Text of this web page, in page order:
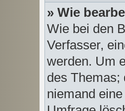
» Wie
Wie bei den
Verfasser,
werden. Um
des Themas;
niemand